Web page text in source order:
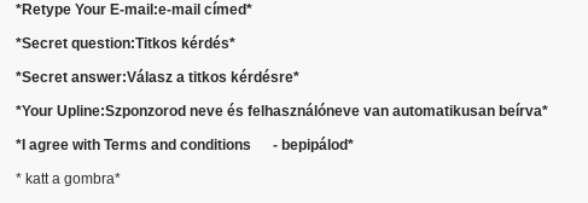
*Retype Your E-mail:e-mail címed*
*Secret question:Titkos kérdés*
*Secret answer:Válasz a titkos kérdésre*
*Your Upline:Szponzorod neve és felhasználóneve van automatikusan beírva*
* I agree with Terms and conditions - bepipálod*
* katt a gombra*